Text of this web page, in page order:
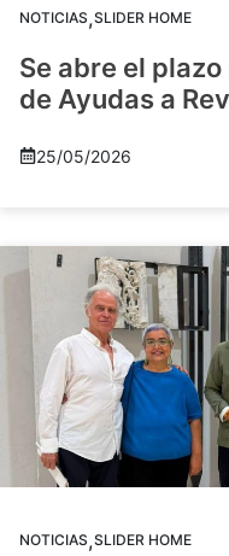
NOTICIAS,SLIDER HOME
Se abre el
de Ayudas a
25/05/2026
NOTICIAS,SLIDER HOME